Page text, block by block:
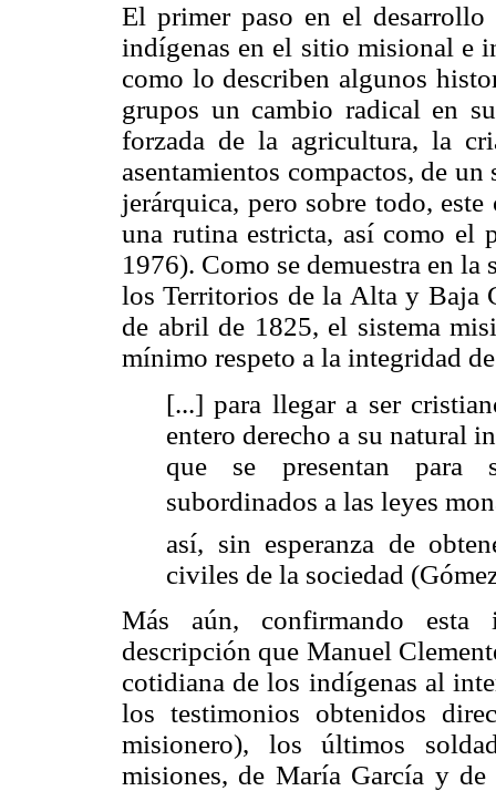
El primer paso en el desarrollo
indígenas en el sitio misional e
como lo describen algunos
grupos un cambio radical en
forzada de la agricultura, la
asentamientos compactos, de
jerárquica, pero sobre todo,
una rutina estricta, así como el
1976). Como se demuestra en
los Territorios de la Alta y Baja
de abril de 1825, el sistema
mínimo respeto a la integridad
[...] para llegar a ser
entero derecho a su natural
que se presentan para
subordinados a las leyes
así, sin esperanza de
civiles de la sociedad
Más aún, confirmando esta
descripción que Manuel
cotidiana de los indígenas al
los testimonios obtenidos
misionero), los últimos
misiones, de María García y